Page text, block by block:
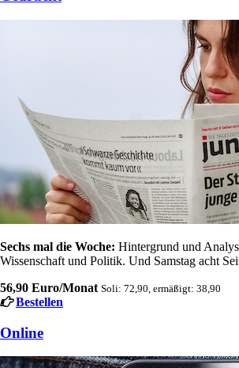
Sechs mal die Woche: Hintergrund und
Wissenschaft und Politik. Und Samstag acht
56,90 Euro/Monat Soli: 72,90, ermäßigt: 38,90
Bestellen
Online